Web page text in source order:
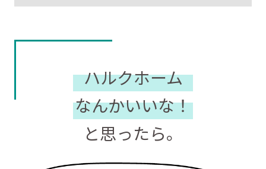
ハルクホーム
なんかいいな！
と思ったら。